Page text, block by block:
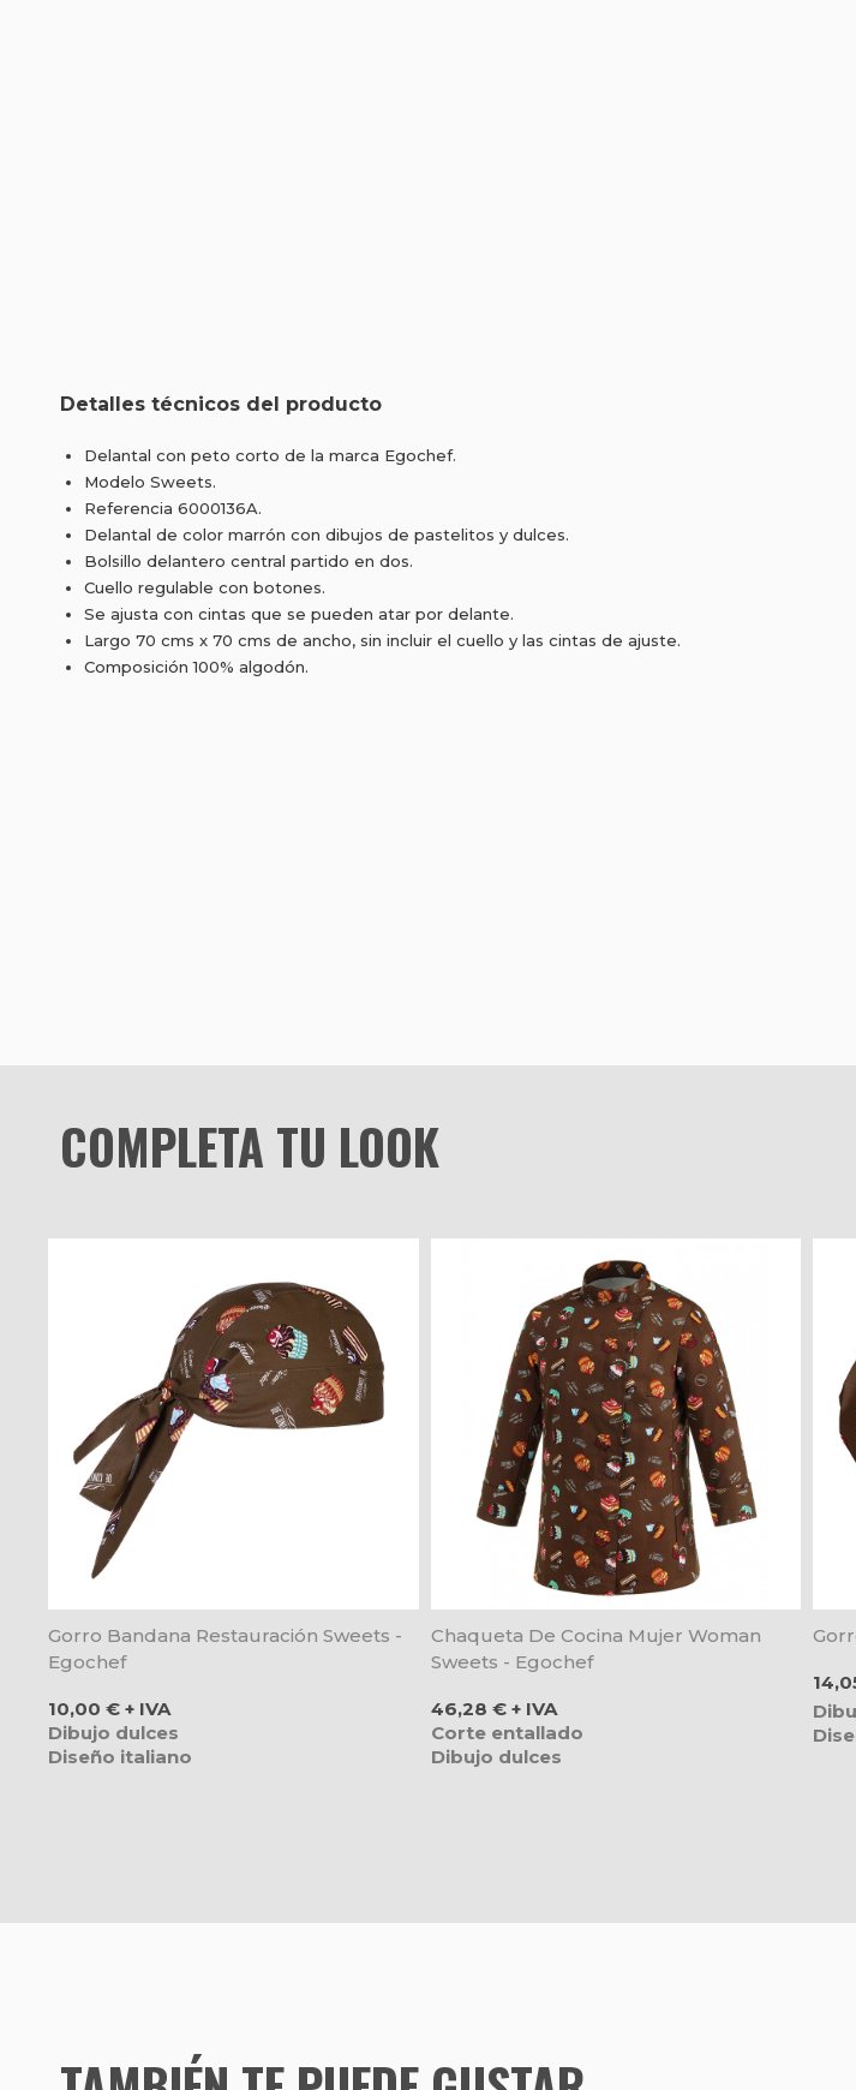
Detalles técnicos del producto
Delantal con peto corto de la marca Egochef.
Modelo Sweets.
Referencia 6000136A.
Delantal de color marrón con dibujos de pastelitos y dulces.
Bolsillo delantero central partido en dos.
Cuello regulable con botones.
Se ajusta con cintas que se pueden atar por delante.
Largo 70 cms x 70 cms de ancho, sin incluir el cuello y las cintas de ajuste.
Composición 100% algodón.
COMPLETA TU LOOK
Gorro Bandana Restauración Sweets -
Egochef
Precio
10,00 € + IVA
Dibujo dulces
Diseño italiano
Chaqueta De Cocina Mujer Woman
Sweets - Egochef
Precio
46,28 € + IVA
Corte entallado
Dibujo dulces